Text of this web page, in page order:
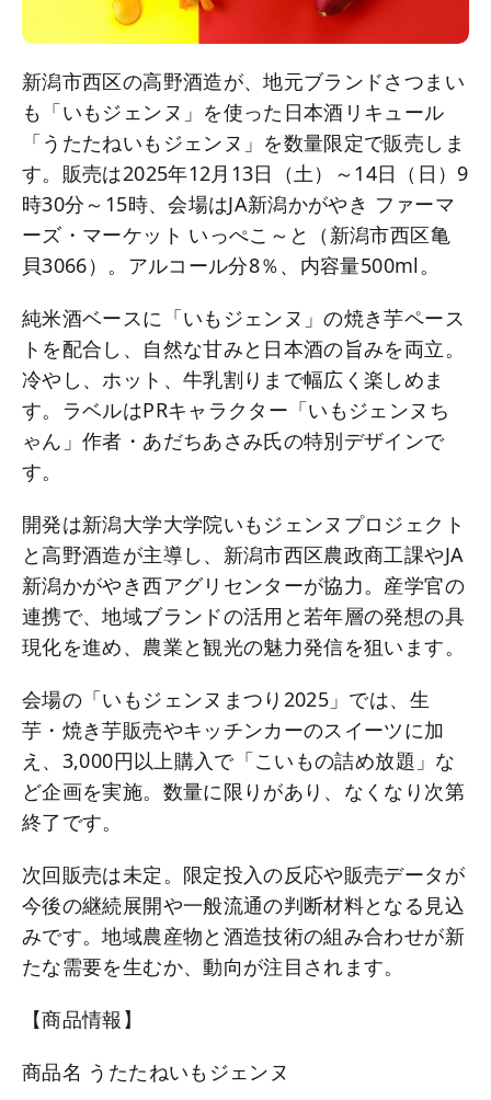
新潟市西区の高野酒造が、地元ブランドさつまい
も「いもジェンヌ」を使った日本酒リキュール
「うたたねいもジェンヌ」を数量限定で販売しま
す。販売は2025年12月13日（土）～14日（日）9
時30分～15時、会場はJA新潟かがやき ファーマ
ーズ・マーケット いっぺこ～と（新潟市西区亀
貝3066）。アルコール分8％、内容量500ml。
純米酒ベースに「いもジェンヌ」の焼き芋ペース
トを配合し、自然な甘みと日本酒の旨みを両立。
冷やし、ホット、牛乳割りまで幅広く楽しめま
す。ラベルはPRキャラクター「いもジェンヌち
ゃん」作者・あだちあさみ氏の特別デザインで
す。
開発は新潟大学大学院いもジェンヌプロジェクト
と高野酒造が主導し、新潟市西区農政商工課やJA
新潟かがやき西アグリセンターが協力。産学官の
連携で、地域ブランドの活用と若年層の発想の具
現化を進め、農業と観光の魅力発信を狙います。
会場の「いもジェンヌまつり2025」では、生
芋・焼き芋販売やキッチンカーのスイーツに加
え、3,000円以上購入で「こいもの詰め放題」な
ど企画を実施。数量に限りがあり、なくなり次第
終了です。
次回販売は未定。限定投入の反応や販売データが
今後の継続展開や一般流通の判断材料となる見込
みです。地域農産物と酒造技術の組み合わせが新
たな需要を生むか、動向が注目されます。
【商品情報】
商品名 うたたねいもジェンヌ